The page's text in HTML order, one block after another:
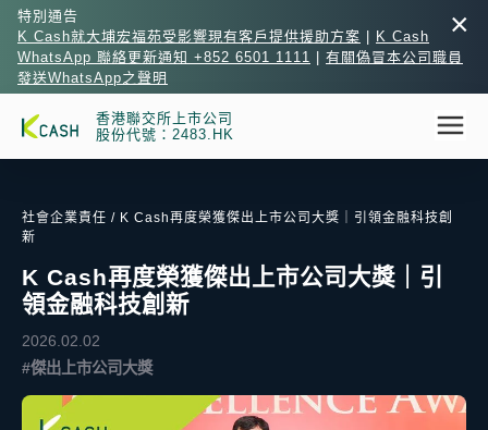
×
特別通告
K Cash就大埔宏福苑受影響現有客戶提供援助方案
K Cash
WhatsApp 聯絡更新通知 +852 6501 1111
有關偽冒本公司職員
發送WhatsApp之聲明
香港聯交所上市公司
股份代號：2483.HK
社會企業責任 / K Cash再度榮獲傑出上市公司大獎｜引領金融科技創
新
K Cash再度榮獲傑出上市公司大獎｜引
領金融科技創新
2026.02.02
#傑出上市公司大獎